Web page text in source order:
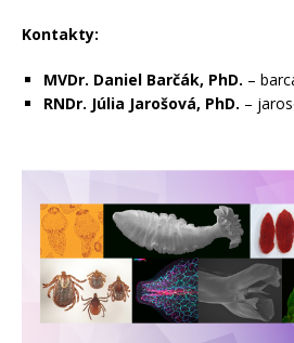
Kontakty:
MVDr. Daniel Barčák, PhD. –
RNDr. Júlia Jarošová, PhD. –